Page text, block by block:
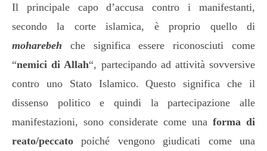
Il principale capo d’accusa contro i manifestanti,
secondo la corte islamica, è proprio quello di
moharebeh che significa essere riconosciuti come
“nemici di Allah“, partecipando ad attività sovversive
contro uno Stato Islamico. Questo significa che il
dissenso politico e quindi la partecipazione alle
manifestazioni, sono considerate come una forma di
reato/peccato poiché vengono giudicati come una